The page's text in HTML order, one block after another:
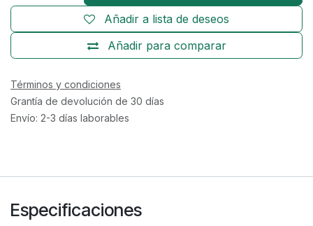
Añadir para comparar
Añadir a lista de deseos
Términos y condiciones
Grantía de devolución de 30 días
Envío: 2-3 días laborables
Especificaciones